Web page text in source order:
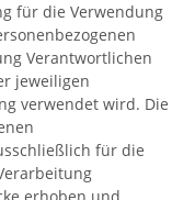
für die Verwendung
Verantwortlichen
jeweiligen
verwendet wird. Die
für die